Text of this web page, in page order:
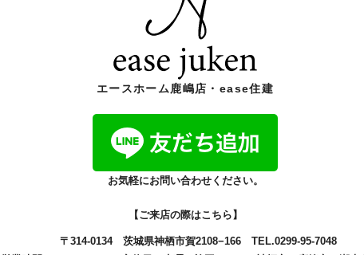
エースホーム鹿嶋店・ease住建
お気軽にお問い合わせください。
【ご来店の際はこちら】
〒314-0134 茨城県神栖市賀2108−166 TEL.0299-95-7048